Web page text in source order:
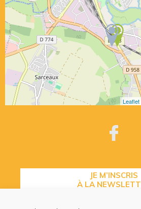
Leaflet
JE M’INSCRIS
À LA